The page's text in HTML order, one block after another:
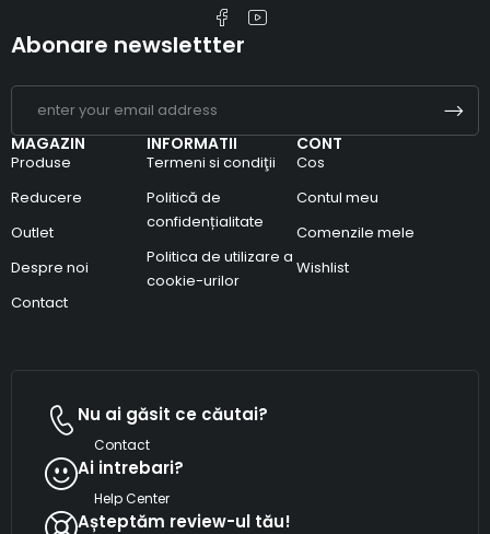
MAGAZIN
Produse
Reducere
Outlet
Despre noi
Contact
INFORMATII
Termeni si condiţii
Politică de
confidențialitate
Politica de utilizare a
cookie-urilor
CONT
Cos
Contul meu
Comenzile mele
Wishlist
Abonare newslettter
Nu ai găsit ce căutai?
Contact
Ai intrebari?
Help Center
Așteptăm review-ul tău!